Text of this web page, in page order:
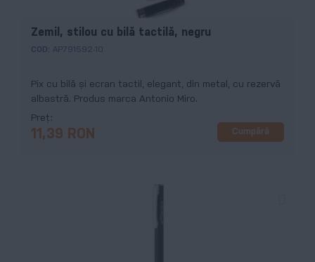
Zemil, stilou cu bilă tactilă, negru
COD: AP791592-10
Pix cu bilă și ecran tactil, elegant, din metal, cu rezervă
albastră. Produs marca Antonio Miro.
Preț
11,39 RON Cumpără